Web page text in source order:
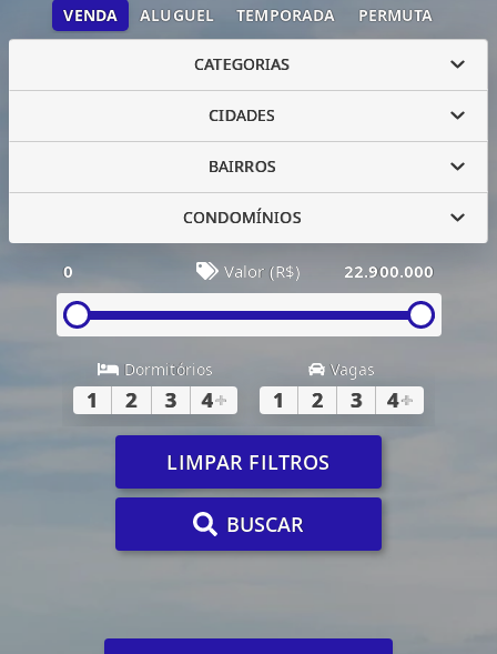
VENDA ALUGUEL TEMPORADA PERMUTA
CATEGORIAS
CIDADES
BAIRROS
CONDOMÍNIOS
0 Valor (R$) 22.900.000
Dormitórios
1 2 3 4+
Vagas
1 2 3 4+
LIMPAR FILTROS
BUSCAR